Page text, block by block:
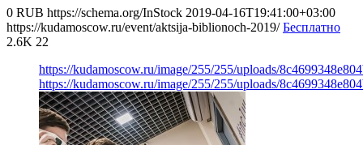
0 RUB https://schema.org/InStock 2019-04-16T19:41:00+03:00
https://kudamoscow.ru/event/aktsija-biblionoch-2019/ Бесплатно
2.6K 22
https://kudamoscow.ru/image/255/255/uploads/
https://kudamoscow.ru/image/255/255/uploads/